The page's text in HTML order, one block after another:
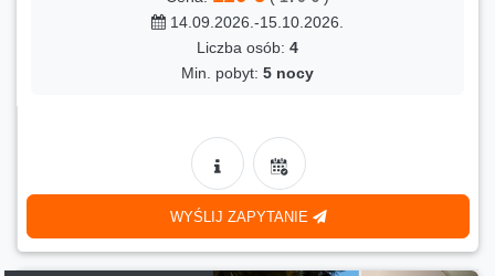
14.09.2026.-15.10.2026.
Liczba osób: 4
Min. pobyt: 5 nocy
WYŚLIJ ZAPYTANIE